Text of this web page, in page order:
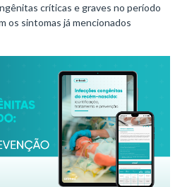
críticas e graves no período
os sintomas já mencionados